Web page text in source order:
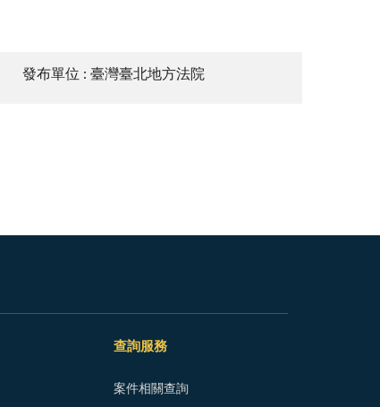
發布單位 : 臺灣臺北地方法院
查詢服務
案件相關查詢